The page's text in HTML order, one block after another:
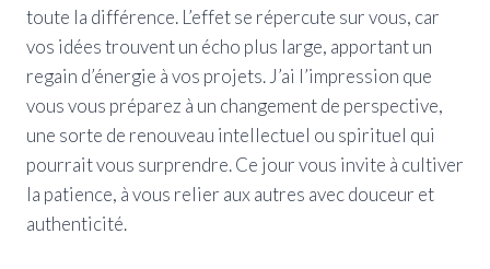
toute la différence. L’effet se répercute sur vous, car
vos idées trouvent un écho plus large, apportant un
regain d’énergie à vos projets. J’ai l’impression que
vous vous préparez à un changement de perspective,
une sorte de renouveau intellectuel ou spirituel qui
pourrait vous surprendre. Ce jour vous invite à cultiver
la patience, à vous relier aux autres avec douceur et
authenticité.